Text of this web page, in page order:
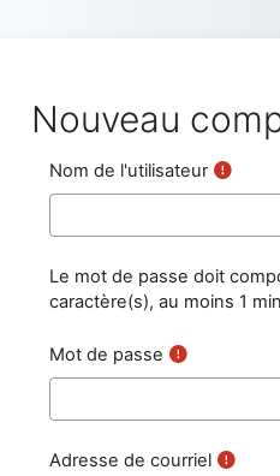
Nouveau
Nom de l'utilisateur
Le mot de passe doit
caractère(s), au moins 1
Mot de passe
Adresse de courriel